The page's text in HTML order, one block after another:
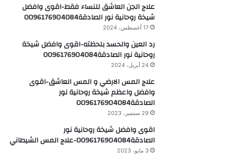
علاج الجن العاشق للنساء فقط-اقوى وافضل
شيخة روحانية نور الصادقة0096176904084
17 أغسطس، 2024
رد العين والحسد بلحظته-اقوى وافضل شيخة
روحانية نور الصادقة0096176904084
24 أبريل، 2024
علاج المس الارضي و المس العاشق-اقوى
وافضل واعظم شيخة روحانية نور
الصادقة0096176904084
29 سبتمبر، 2023
اقوى وافضل شيخة روحانية نور
الصادقة0096176904084-علاج المس الشيطاني
3 مايو، 2023